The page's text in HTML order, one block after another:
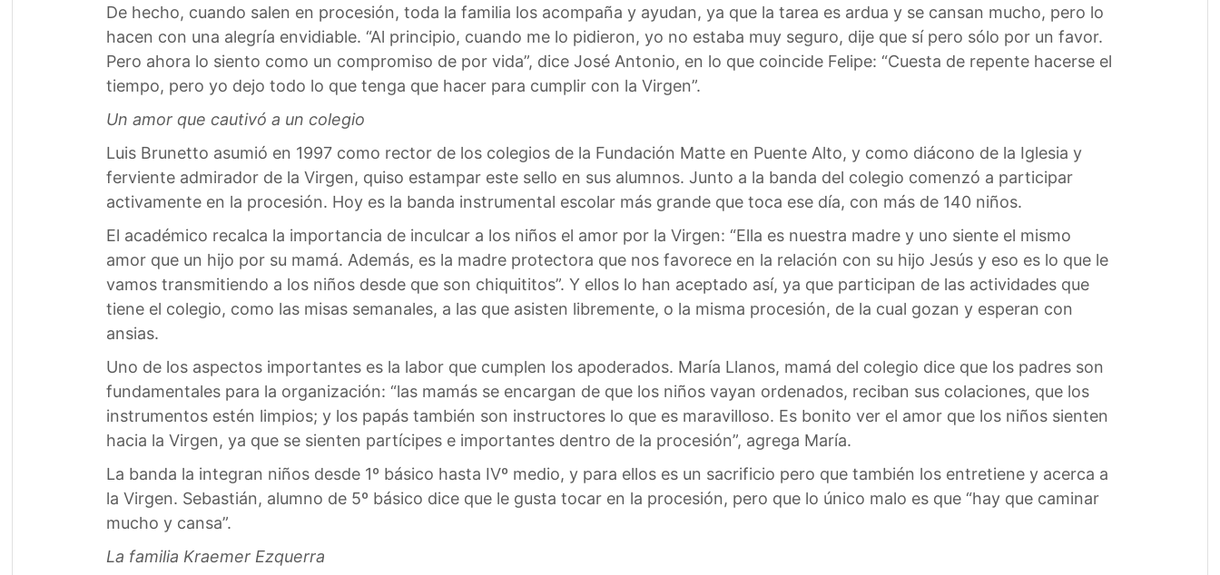
De hecho, cuando salen en procesión, toda la familia los acompaña y ayudan, ya que la tarea es ardua y se cansan mucho, pero lo
hacen con una alegría envidiable. “Al principio, cuando me lo pidieron, yo no estaba muy seguro, dije que sí pero sólo por un favor.
Pero ahora lo siento como un compromiso de por vida”, dice José Antonio, en lo que coincide Felipe: “Cuesta de repente hacerse el
tiempo, pero yo dejo todo lo que tenga que hacer para cumplir con la Virgen”.
Un amor que cautivó a un colegio
Luis Brunetto asumió en 1997 como rector de los colegios de la Fundación Matte en Puente Alto, y como diácono de la Iglesia y
ferviente admirador de la Virgen, quiso estampar este sello en sus alumnos. Junto a la banda del colegio comenzó a participar
activamente en la procesión. Hoy es la banda instrumental escolar más grande que toca ese día, con más de 140 niños.
El académico recalca la importancia de inculcar a los niños el amor por la Virgen: “Ella es nuestra madre y uno siente el mismo
amor que un hijo por su mamá. Además, es la madre protectora que nos favorece en la relación con su hijo Jesús y eso es lo que le
vamos transmitiendo a los niños desde que son chiquititos”. Y ellos lo han aceptado así, ya que participan de las actividades que
tiene el colegio, como las misas semanales, a las que asisten libremente, o la misma procesión, de la cual gozan y esperan con
ansias.
Uno de los aspectos importantes es la labor que cumplen los apoderados. María Llanos, mamá del colegio dice que los padres son
fundamentales para la organización: “las mamás se encargan de que los niños vayan ordenados, reciban sus colaciones, que los
instrumentos estén limpios; y los papás también son instructores lo que es maravilloso. Es bonito ver el amor que los niños sienten
hacia la Virgen, ya que se sienten partícipes e importantes dentro de la procesión”, agrega María.
La banda la integran niños desde 1º básico hasta IVº medio, y para ellos es un sacrificio pero que también los entretiene y acerca a
la Virgen. Sebastián, alumno de 5º básico dice que le gusta tocar en la procesión, pero que lo único malo es que “hay que caminar
mucho y cansa”.
La familia Kraemer Ezquerra